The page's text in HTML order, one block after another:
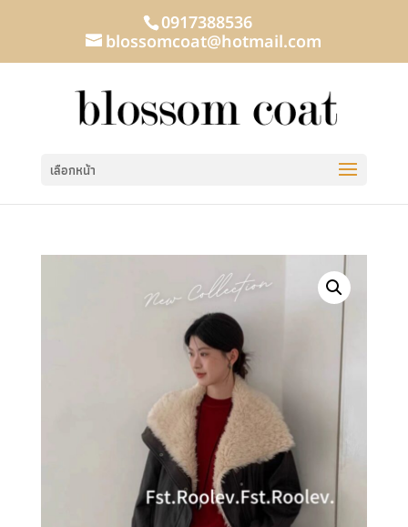
0917388536
blossomcoat@hotmail.com
เลือกหน้า